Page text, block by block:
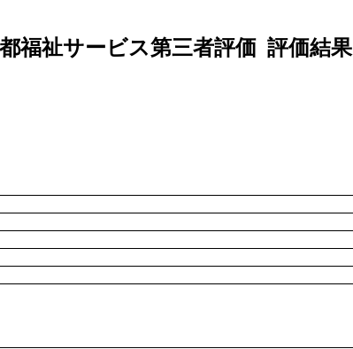
福祉サービス第三者評価 評価結果